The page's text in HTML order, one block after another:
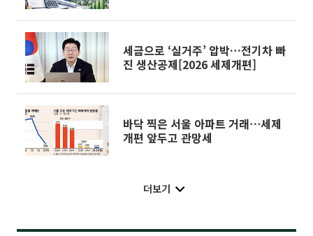
세금으로 ‘실거주’ 압박…전기차 빠
진 생산공제[2026 세제개편]
바닥 찍은 서울 아파트 거래⋯세제
개편 앞두고 관망세
더보기